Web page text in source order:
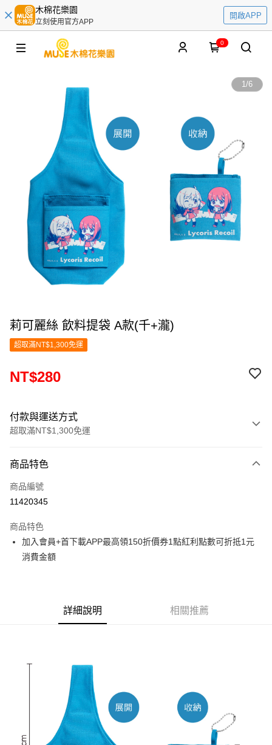
木棉花樂園
立刻使用官方APP
開啟APP
0
1/6
莉可麗絲 飲料提袋 A款(千+瀧)
超取滿NT$1,300免運
NT$280
付款與運送方式
超取滿NT$1,300免運
信用卡一次付款
超商取貨付款
Apple Pay
悠遊付
每筆NT$65，滿NT$1,300(含以上)免運費
付款後全家取貨
每筆NT$65，滿NT$1,300(含以上)免運費
商品特色
商品編號
11420345
商品特色
加入會員+首下載APP最高領150折價券1點紅利點數可折抵1元
消費金額
詳細說明 相關推薦